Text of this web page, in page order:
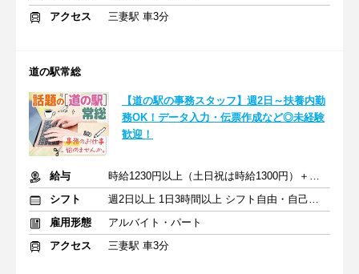
アクセス
三妻駅 車3分
道の駅常総
【道の駅の事務スタッフ】週2日～扶養内勤
務OK！データ入力・伝票作成など◎未経験
歓迎！
給与
時給1230円以上（土日祝は時給1300円）＋交通費
シフト
週2日以上 1日3時間以上 シフト自由・自己申告
雇用形態
アルバイト・パート
アクセス
三妻駅 車3分